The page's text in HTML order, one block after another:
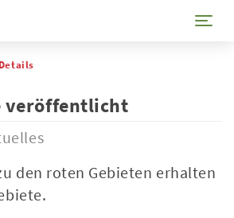
veröffentlicht
den roten Gebieten erhalten